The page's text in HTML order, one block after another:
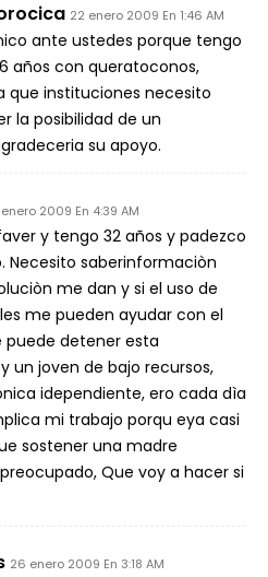
22 enero 2009 En 1:46 AM
ante ustedes porque tengo
años con queratoconos,
que instituciones necesito
la posibilidad de un
su apoyo.
2009 En 4:39 AM
y tengo 32 años y padezco
Necesito saberinformaciòn
me dan y si el uso de
me pueden ayudar con el
puede detener esta
un joven de bajo recursos,
idependiente, ero cada dìa
mi trabajo porqu eya casi
sostener una madre
Que voy a hacer si
26 enero 2009 En 3:18 AM